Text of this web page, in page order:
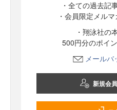
・全ての過去記
・会員限定メル
・翔泳社の
500円分のポイ
メールバ
新規会